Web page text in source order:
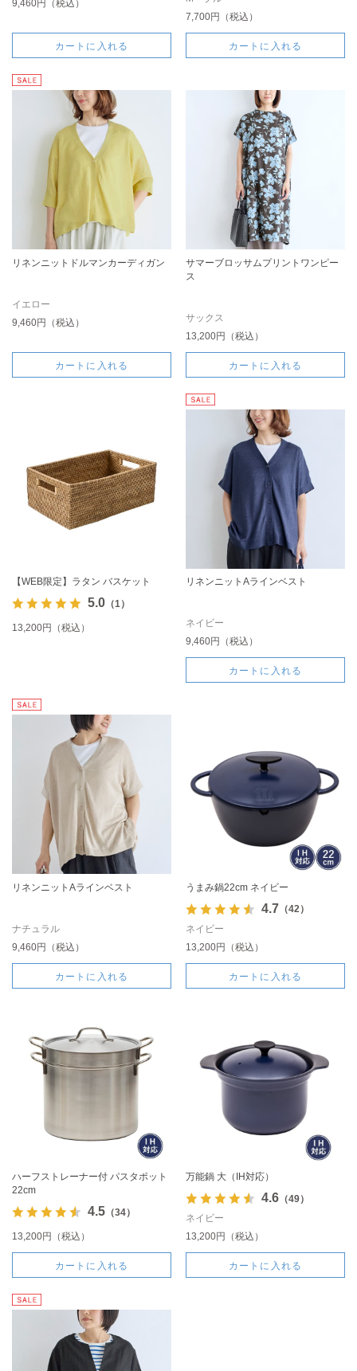
9,460円（税込）
カートに入れる
7,700円（税込）
カートに入れる
リネンニットドルマンカーディガン
イエロー
9,460円（税込）
カートに入れる
サマーブロッサムプリントワンピー
ス
サックス
13,200円（税込）
カートに入れる
【WEB限定】ラタン バスケット
5.0（1）
13,200円（税込）
リネンニットAラインベスト
ネイビー
9,460円（税込）
カートに入れる
リネンニットAラインベスト
ナチュラル
9,460円（税込）
カートに入れる
うまみ鍋22cm ネイビー
4.7 （42）
ネイビー
13,200円（税込）
カートに入れる
ハーフストレーナー付 パスタポット
22cm
4.5（34）
13,200円（税込）
カートに入れる
万能鍋 大（IH対応）
4.6（49）
ネイビー
13,200円（税込）
カートに入れる